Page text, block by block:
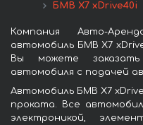
БМВ X7 xDrive40i
Компания Авто-
автомобиль БМВ X7
Вы можете
автомобиля с подачей
Автомобиль БМВ X7
проката. Все
электроникой,